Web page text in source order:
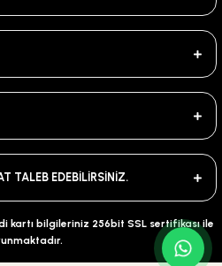
TALEB EDEBİLİRSİNİZ.
kartı bilgileriniz 256bit SSL sertifikası ile